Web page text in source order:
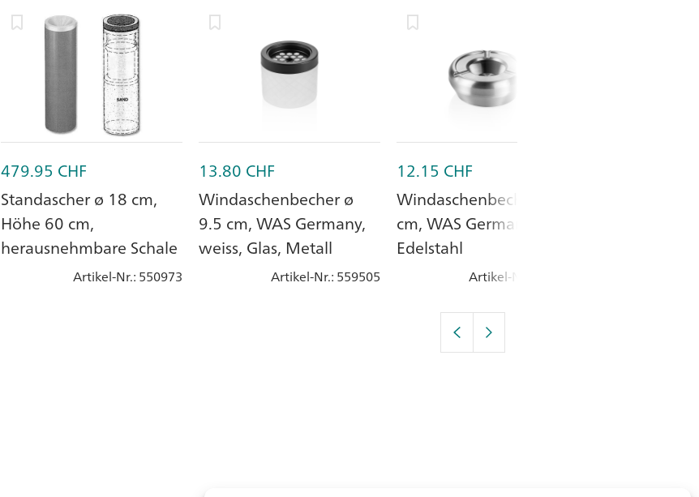
479.95 CHF
Standascher ø 18 cm,
Höhe 60 cm,
herausnehmbare Schale
Artikel-Nr.: 550973
13.80 CHF
Windaschenbecher ø
9.5 cm, WAS Germany,
weiss, Glas, Metall
Artikel-Nr.: 559505
12.15 CHF
Windaschenbecher ø 12
cm, WAS Germany,
Edelstahl
Artikel-Nr.